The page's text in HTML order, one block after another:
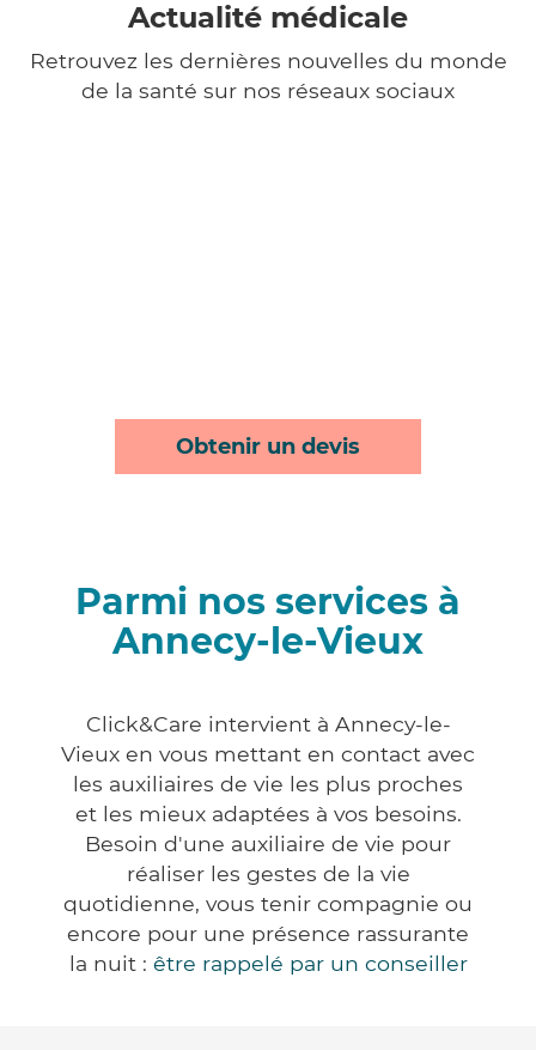
Actualité médicale
Retrouvez les dernières nouvelles du monde
de la santé sur nos réseaux sociaux
Obtenir un devis
Parmi nos services à
Annecy-le-Vieux
Click&Care intervient à Annecy-le-
Vieux en vous mettant en contact avec
les auxiliaires de vie les plus proches
et les mieux adaptées à vos besoins.
Besoin d'une auxiliaire de vie pour
réaliser les gestes de la vie
quotidienne, vous tenir compagnie ou
encore pour une présence rassurante
la nuit : être rappelé par un conseiller